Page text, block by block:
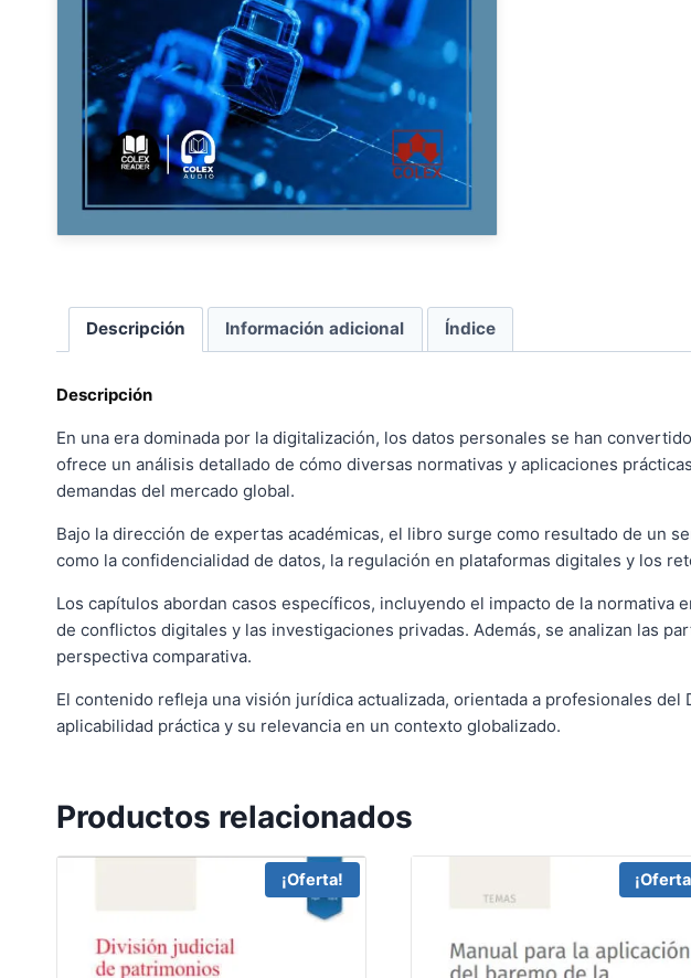
Descripción Información adicional Índice
Descripción
En una era dominada por la digitalización, los datos personales se han
ofrece un análisis detallado de cómo diversas normativas y aplicaciones
demandas del mercado global.
Bajo la dirección de expertas académicas, el libro surge como resultado de un
como la confidencialidad de datos, la regulación en plataformas digitales y los
Los capítulos abordan casos específicos, incluyendo el impacto de la
de conflictos digitales y las investigaciones privadas. Además, se analizan las
perspectiva comparativa.
El contenido refleja una visión jurídica actualizada, orientada a profesionales
aplicabilidad práctica y su relevancia en un contexto globalizado.
Productos relacionados
¡Oferta!